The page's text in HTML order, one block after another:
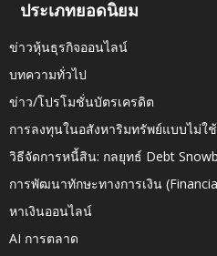
ประเภทยอดนิยม
ข่าวหุ้นธุรกิจออนไลน์
บทความทั่วไป
ข่าว/โปรโมชั่นบัตรเครดิต
การลงทุนในอสังหาริมทรัพย์แบบไม่ใ
วิธีจัดการหนี้สิน: กลยุทธ์ Debt
การพัฒนาทักษะทางการเงิน
หาเงินออนไลน์
AI การตลาด